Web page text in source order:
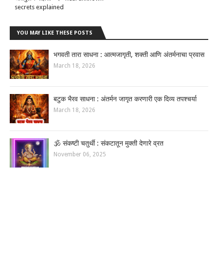
secrets explained
YOU MAY LIKE THESE POSTS
भगवती तारा साधना : आत्मजागृती, शक्ती आणि अंतर्मनाचा प्रवास
March 18, 2026
बटुक भैरव साधना : अंतर्मन जागृत करणारी एक दिव्य तपश्चर्या
March 18, 2026
🕉️ संकष्टी चतुर्थी : संकटातून मुक्ती देणारे व्रत
November 06, 2025